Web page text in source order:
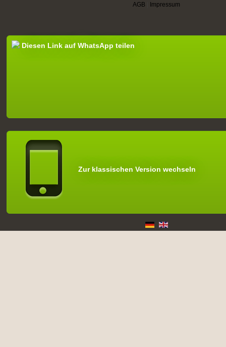
AGB Impressum
Diesen Link auf WhatsApp teilen
Zur klassischen Version wechseln